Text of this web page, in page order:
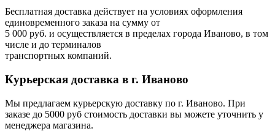
Бесплатная доставка действует на условиях оформления
единовременного заказа на сумму от
5 000 руб. и осуществляется в пределах города Иваново, в том
числе и до терминалов
транспортных компаний.
Курьерская доставка в г. Иваново
Мы предлагаем курьерскую доставку по г. Иваново. При
заказе до 5000 руб стоимость доставки вы можете уточнить у
менеджера магазина.